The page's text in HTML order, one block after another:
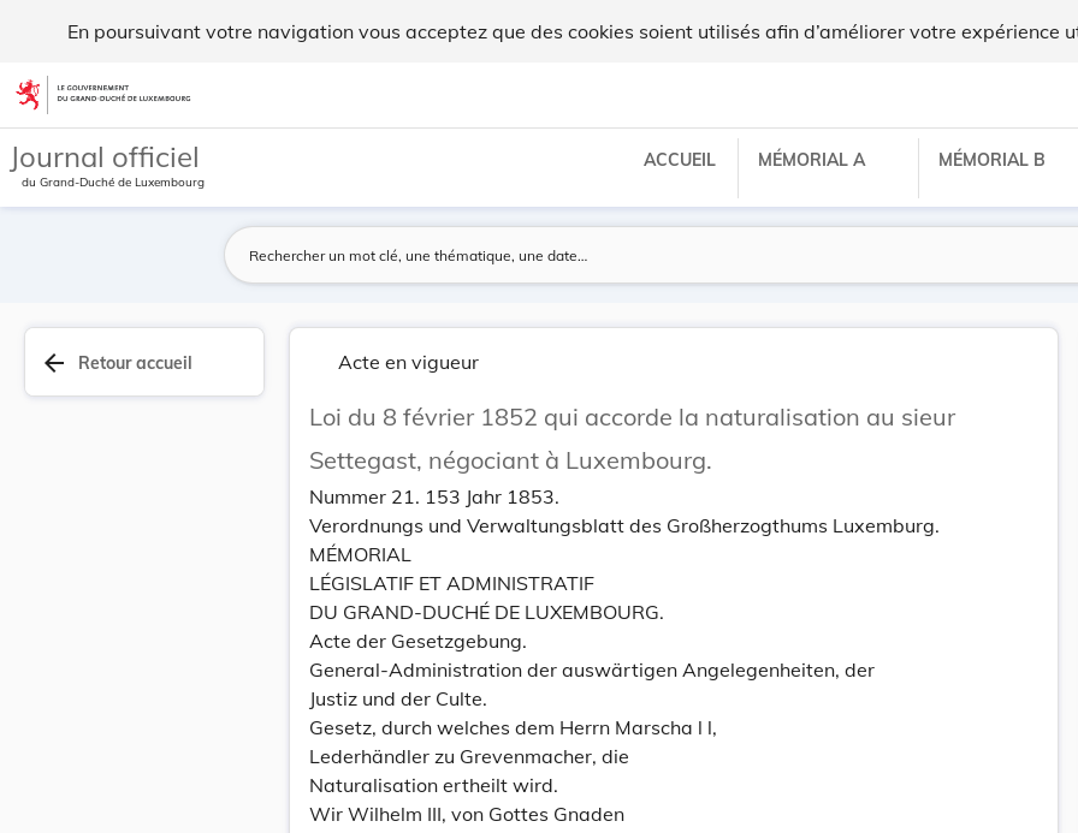
En poursuivant votre navigation vous acceptez que des cookies soient utilisés afin d’améliorer votre expérience
Aller au contenu
Journal officiel
du Grand-Duché de Luxembourg
ACCUEIL MÉMORIAL A MÉMORIAL B
arrow_back Retour accueil Acte en vigueur
Loi du 8 février 1852 qui accorde la naturalisation au sieur
Settegast, négociant à Luxembourg.
Nummer 21. 153 Jahr 1853.
Verordnungs und Verwaltungsblatt des Großherzogthums Luxemburg.
MÉMORIAL
LÉGISLATIF ET ADMINISTRATIF
DU GRAND-DUCHÉ DE LUXEMBOURG.
Acte der Gesetzgebung.
General-Administration der auswärtigen Angelegenheiten, der
Justiz und der Culte.
Gesetz, durch welches dem Herrn Marscha l l,
Lederhändler zu Grevenmacher, die
Naturalisation ertheilt wird.
Wir Wilhelm III, von Gottes Gnaden